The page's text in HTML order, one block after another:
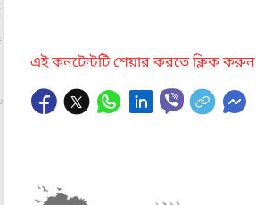
এই কনটেন্টটি শেয়ার করতে ক্লিক করুন